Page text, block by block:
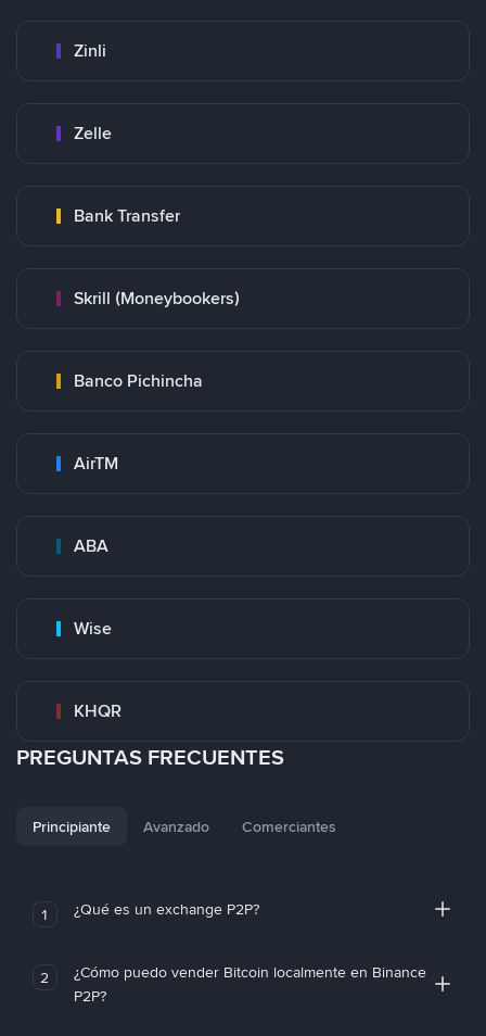
Zinli
Zelle
Bank Transfer
Skrill (Moneybookers)
Banco Pichincha
AirTM
ABA
Wise
KHQR
PREGUNTAS FRECUENTES
Principiante Avanzado Comerciantes
1 ¿Qué es un exchange P2P?
2
¿Cómo puedo vender Bitcoin localmente en Binance
P2P?